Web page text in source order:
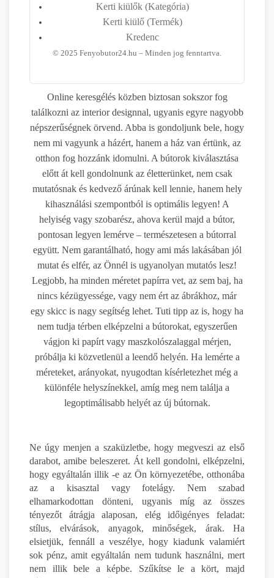
Kerti kiülők (Kategória)
Kerti kiülő (Termék)
Kredenc
© 2025 Fenyobutor24.hu – Minden jog fenntartva.
Online keresgélés közben biztosan sokszor fog
találkozni az interior designnal, ugyanis egyre nagyobb
népszerűségnek örvend. Abba is gondoljunk bele, hogy
nem mi vagyunk a házért, hanem a ház van értünk, az
otthon fog hozzánk idomulni. A bútorok kiválasztása
előtt át kell gondolnunk az életterünket, nem csak
mutatósnak és kedvező árúnak kell lennie, hanem hely
kihasználási szempontból is optimális legyen! A
helyiség vagy szobarész, ahova kerül majd a bútor,
pontosan legyen lemérve – természetesen a bútorral
együtt. Nem garantálható, hogy ami más lakásában jól
mutat és elfér, az Önnél is ugyanolyan mutatós lesz!
Legjobb, ha minden méretet papírra vet, az sem baj, ha
nincs kézügyessége, vagy nem ért az ábrákhoz, már
egy skicc is nagy segítség lehet. Tuti tipp az is, hogy ha
nem tudja térben elképzelni a bútorokat, egyszerűen
vágjon ki papírt vagy maszkolószalaggal mérjen,
próbálja ki közvetlenül a leendő helyén. Ha lemérte a
méreteket, arányokat, nyugodtan kísérletezhet még a
különféle helyszínekkel, amíg meg nem találja a
legoptimálisabb helyét az új bútornak.
Ne úgy menjen a szaküzletbe, hogy megveszi az első
darabot, amibe beleszeret. Át kell gondolni, elképzelni,
hogy egyáltalán illik -e az Ön környezetébe, otthonába
az a kisasztal vagy fotelágy. Nem szabad
elhamarkodottan dönteni, ugyanis míg az összes
tényezőt átrágja alaposan, elég időigényes feladat:
stílus, elvárások, anyagok, minőségek, árak. Ha
elsietjük, fennáll a veszélye, hogy kiadunk valamiért
sok pénz, amit egyáltalán nem tudunk használni, mert
nem illik bele a képbe. Szűkítse le a kört, majd